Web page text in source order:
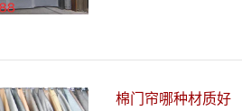
棉门帘哪种材质好